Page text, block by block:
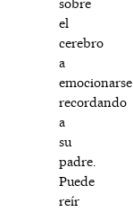
sobre
el
cerebro
a
emocionarse
recordando
a
su
padre.
Puede
reír